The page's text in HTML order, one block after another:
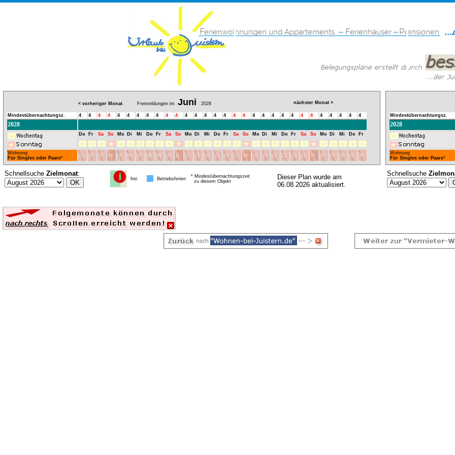
< vorheriger Monat Freimeldungen im Juni 2028 nächster Monat >
Mindestübernachtungsz. 4 4 4 4 4 4 4 4 4 4 4 4 4 4 4 4 4 4 4 4 4 4 4 4 4 4 4 4 4 4
2028
Do Fr Sa So Mo Di Mi Do Fr Sa So Mo Di Mi Do Fr Sa So Mo Di Mi Do Fr Sa So Mo Di Mi Do Fr
Wohnung
Für Singles oder Paare* 01 02 03 04 05 06 07 08 09 10 11 12 13 14 15 16 17 18 19 20 21 22 23 24 25 26 27 28 29 30
Schnellsuche Zielmonat:
frei Betriebsferien
* Mindestübernachtungszeit
zu diesem Objekt
Dieser Plan wurde am
06.08.2026 aktualisiert.
Mindestübernachtungsz.
2028
Wohnung
Für Singles oder Paare*
Schnellsuche